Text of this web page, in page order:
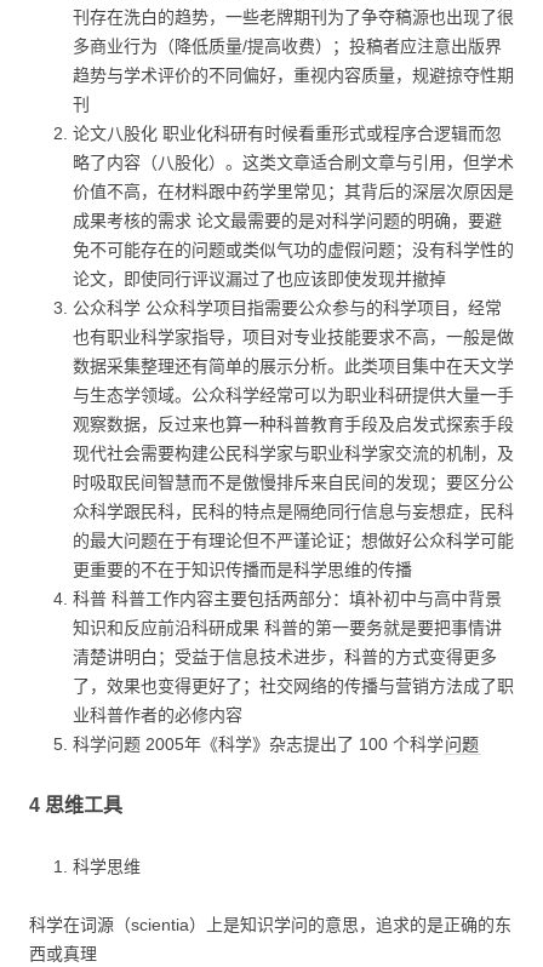
刊存在洗白的趋势，一些老牌期刊为了争夺稿源也出现了很
多商业行为（降低质量/提高收费）；投稿者应注意出版界
趋势与学术评价的不同偏好，重视内容质量，规避掠夺性期
刊
论文八股化 职业化科研有时候看重形式或程序合逻辑而忽
略了内容（八股化）。这类文章适合刷文章与引用，但学术
价值不高，在材料跟中药学里常见；其背后的深层次原因是
成果考核的需求 论文最需要的是对科学问题的明确，要避
免不可能存在的问题或类似气功的虚假问题；没有科学性的
论文，即使同行评议漏过了也应该即使发现并撤掉
公众科学 公众科学项目指需要公众参与的科学项目，经常
也有职业科学家指导，项目对专业技能要求不高，一般是做
数据采集整理还有简单的展示分析。此类项目集中在天文学
与生态学领域。公众科学经常可以为职业科研提供大量一手
观察数据，反过来也算一种科普教育手段及启发式探索手段
现代社会需要构建公民科学家与职业科学家交流的机制，及
时吸取民间智慧而不是傲慢排斥来自民间的发现；要区分公
众科学跟民科，民科的特点是隔绝同行信息与妄想症，民科
的最大问题在于有理论但不严谨论证；想做好公众科学可能
更重要的不在于知识传播而是科学思维的传播
科普 科普工作内容主要包括两部分：填补初中与高中背景
知识和反应前沿科研成果 科普的第一要务就是要把事情讲
清楚讲明白；受益于信息技术进步，科普的方式变得更多
了，效果也变得更好了；社交网络的传播与营销方法成了职
业科普作者的必修内容
科学问题 2005年《科学》杂志提出了 100 个科学问题
4 思维工具
科学思维
科学在词源（scientia）上是知识学问的意思，追求的是正确的东
西或真理